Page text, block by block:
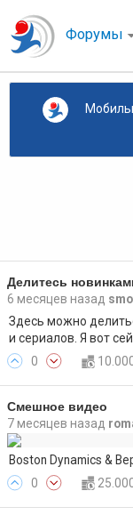
Форумы
Делитесь
6 месяцев назад
Здесь можно
и сериалов. Я вот
0
Смешное видео
7 месяцев назад
Boston Dynamics &
0